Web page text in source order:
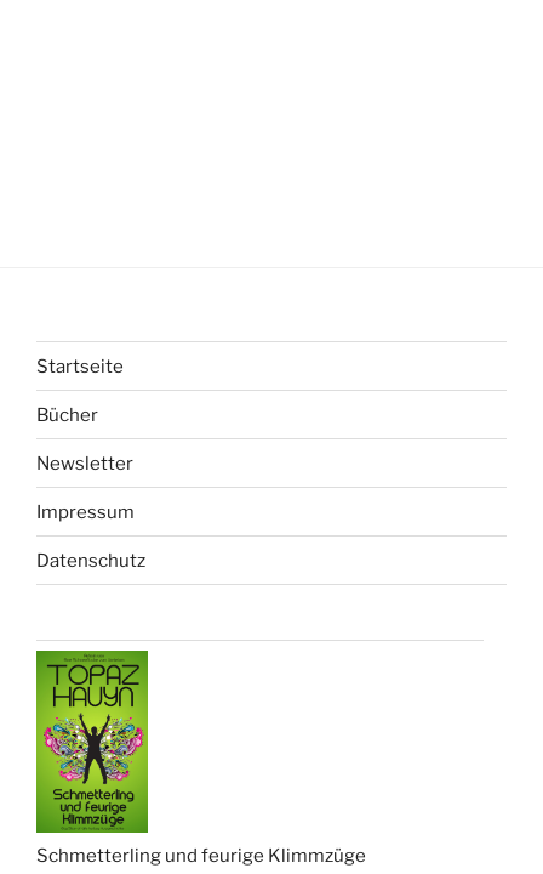
Startseite
Bücher
Newsletter
Impressum
Datenschutz
Schmetterling und feurige Klimmzüge